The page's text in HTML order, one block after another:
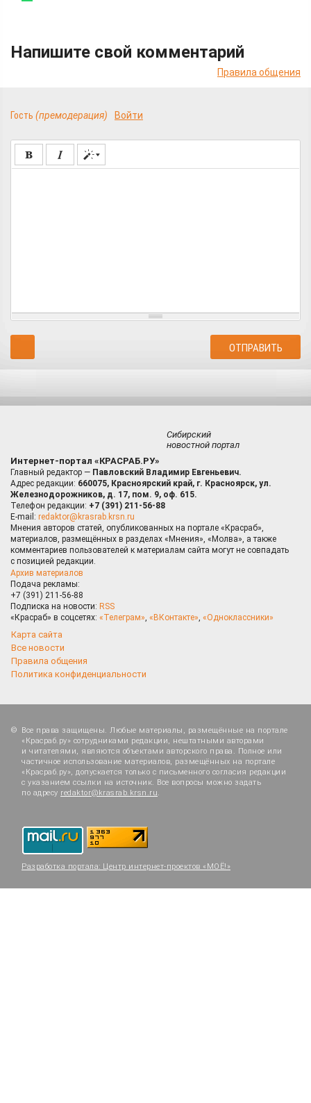
Напишите свой комментарий
Правила общения
Гость (премодерация) Войти
Сибирский
новостной портал
Интернет-портал «КРАСРАБ.РУ»
Главный редактор — Павловский Владимир Евгеньевич.
Адрес редакции: 660075, Красноярский край, г. Красноярск, ул.
Железнодорожников, д. 17, пом. 9, оф. 615.
Телефон редакции: +7 (391) 211-56-88
E-mail: redaktor@krasrab.krsn.ru
Мнения авторов статей, опубликованных на портале «Красраб»,
материалов, размещённых в разделах «Мнения», «Молва», а также
комментариев пользователей к материалам сайта могут не совпадать
с позицией редакции.
Архив материалов
Подача рекламы:
+7 (391) 211-56-88
Подписка на новости: RSS
«Красраб» в соцсетях: «Телеграм», «ВКонтакте», «Одноклассники»
Карта сайта
Все новости
Правила общения
Политика конфиденциальности
Все права защищены. Любые материалы, размещённые на портале
«Красраб.ру» сотрудниками редакции, нештатными авторами
и читателями, являются объектами авторского права. Полное или
частичное использование материалов, размещённых на портале
«Красраб.ру», допускается только с письменного согласия редакции
с указанием ссылки на источник. Все вопросы можно задать
по адресу redaktor@krasrab.krsn.ru.
Разработка портала: Центр интернет-проектов «МОЁ!»